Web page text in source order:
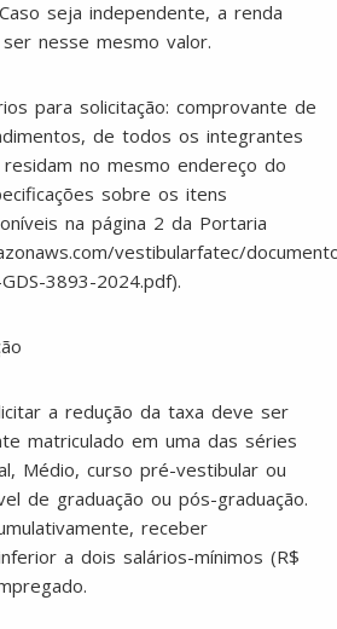
seja independente, a renda
nesse mesmo valor.
para solicitação: comprovante de
de todos os integrantes
no mesmo endereço do
sobre os itens
na página 2 da Portaria
vestibularfatec/
3893-2024.pdf).
a redução da taxa deve ser
matriculado em uma das séries
Médio, curso pré-vestibular ou
de graduação ou pós-graduação.
receber
a dois salários-mínimos (R$